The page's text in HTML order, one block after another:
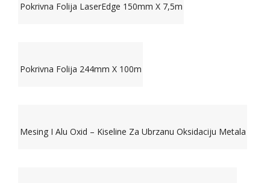
Pokrivna Folija LaserEdge 150mm X 7,5m
Pokrivna Folija 244mm X 100m
Mesing I Alu Oxid – Kiseline Za Ubrzanu Oksidaciju Metala